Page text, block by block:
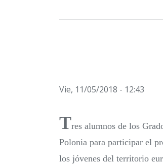
Vie, 11/05/2018 - 12:43
Tres alumnos de los
Polonia para participar el
los jóvenes del territorio